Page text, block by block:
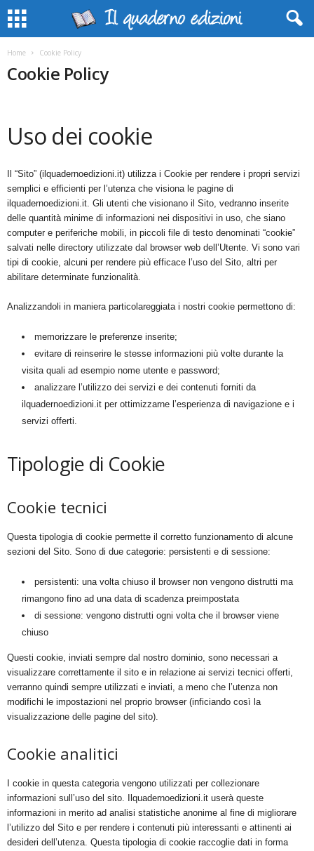
Home Cookie Policy
Cookie Policy
Uso dei cookie
Il “Sito” (ilquadernoedizioni.it) utilizza i Cookie per rendere i propri servizi
semplici e efficienti per l’utenza che visiona le pagine di
ilquadernoedizioni.it. Gli utenti che visionano il Sito, vedranno inserite
delle quantità minime di informazioni nei dispositivi in uso, che siano
computer e periferiche mobili, in piccoli file di testo denominati “cookie”
salvati nelle directory utilizzate dal browser web dell’Utente. Vi sono vari
tipi di cookie, alcuni per rendere più efficace l’uso del Sito, altri per
abilitare determinate funzionalità.
Analizzandoli in maniera particolareggiata i nostri cookie permettono di:
memorizzare le preferenze inserite;
evitare di reinserire le stesse informazioni più volte durante la
visita quali ad esempio nome utente e password;
analizzare l’utilizzo dei servizi e dei contenuti forniti da
ilquadernoedizioni.it per ottimizzarne l’esperienza di navigazione e i
servizi offerti.
Tipologie di Cookie
Cookie tecnici
Questa tipologia di cookie permette il corretto funzionamento di alcune
sezioni del Sito. Sono di due categorie: persistenti e di sessione:
persistenti: una volta chiuso il browser non vengono distrutti ma
rimangono fino ad una data di scadenza preimpostata
di sessione: vengono distrutti ogni volta che il browser viene
chiuso
Questi cookie, inviati sempre dal nostro dominio, sono necessari a
visualizzare correttamente il sito e in relazione ai servizi tecnici offerti,
verranno quindi sempre utilizzati e inviati, a meno che l’utenza non
modifichi le impostazioni nel proprio browser (inficiando così la
visualizzazione delle pagine del sito).
Cookie analitici
I cookie in questa categoria vengono utilizzati per collezionare
informazioni sull’uso del sito. Ilquadernoedizioni.it userà queste
informazioni in merito ad analisi statistiche anonime al fine di migliorare
l’utilizzo del Sito e per rendere i contenuti più interessanti e attinenti ai
desideri dell’utenza. Questa tipologia di cookie raccoglie dati in forma